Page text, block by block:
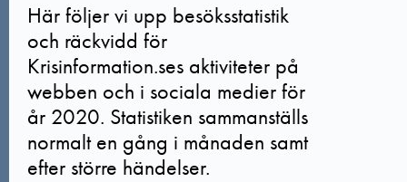
Här följer vi upp besöksstatistik
och räckvidd för
Krisinformation.ses aktiviteter på
webben och i sociala medier för
år 2020. Statistiken sammanställs
normalt en gång i månaden samt
efter större händelser.